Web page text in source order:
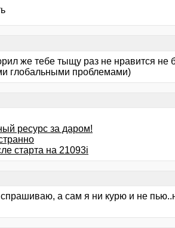
же тебе тыщу раз не нравится не
глобальными проблемами)
ресурс за даром!
старта на 21093i
спрашиваю, а сам я ни курю и не